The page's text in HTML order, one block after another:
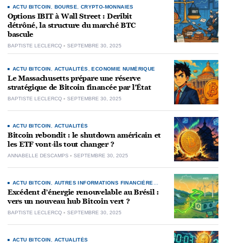
ACTU BITCOIN BOURSE CRYPTO-MONNAIES
Options IBIT à Wall Street : Deribit
détrôné, la structure du marché BTC
bascule
BAPTISTE LECLERCQ SEPTEMBRE 30, 2025
ACTU BITCOIN ACTUALITÉS ,ECONOMIE NUMÉRIQUE
Le Massachusetts prépare une réserve
stratégique de Bitcoin financée par l’État
BAPTISTE LECLERCQ SEPTEMBRE 30, 2025
ACTU BITCOIN ACTUALITÉS
Bitcoin rebondit : le shutdown américain et
les ETF vont-ils tout changer ?
ANNABELLE DESCAMPS SEPTEMBRE 30, 2025
ACTU BITCOIN AUTRES INFORMATIONS FINANCIÈRES
CRYPTO-MONNAIES
Excédent d’énergie renouvelable au Brésil :
vers un nouveau hub Bitcoin vert ?
BAPTISTE LECLERCQ SEPTEMBRE 30, 2025
ACTU BITCOIN ACTUALITÉS